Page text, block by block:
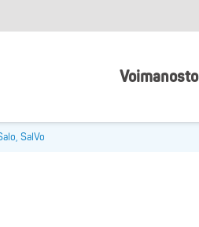
Voimanosto
SalVo